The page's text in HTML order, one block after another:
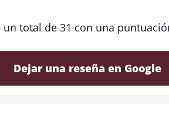
un total de 31 con una
Dejar una reseña en Google